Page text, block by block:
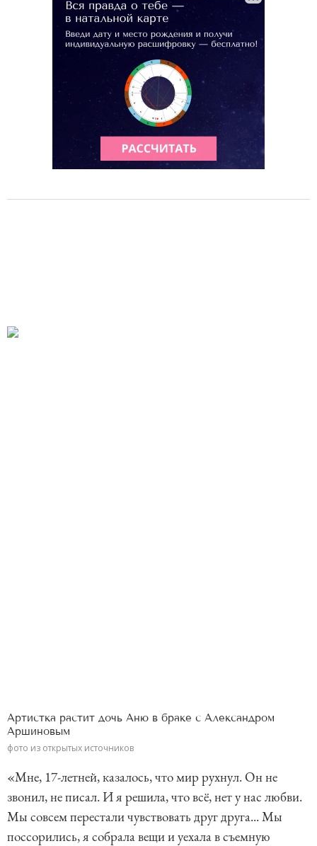
Артистка растит дочь Аню в браке с Александром
Аршиновым
фото из открытых источников
«Мне, 17-летней, казалось, что мир рухнул. Он не
звонил, не писал. И я решила, что всё, нет у нас любви.
Мы совсем перестали чувствовать друг друга... Мы
поссорились, я собрала вещи и уехала в съемную